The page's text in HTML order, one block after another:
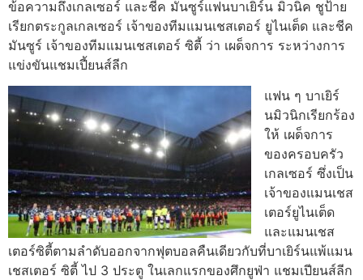
ข้อความถึงเกลเซอร์ และชีค มันซูร์แฟนบาเยิร์น มิวนิค ชูป้าย
เรียกตระกูลเกลเซอร์ เจ้าของทีมแมนเชสเตอร์ ยูไนเต็ด และชีค
มันซูร์ เจ้าของทีมแมนเชสเตอร์ ซิตี้ ว่า เผด็จการ ระหว่างการ
แข่งขันแชมเปี้ยนส์ลีก
แฟน ๆ บาเยิร์
นมิวนิกเรียกร้อง
ให้ เผด็จการ
ของครอบครัว
เกลเซอร์ ซึ่งเป็น
เจ้าของแมนเชส
เตอร์ยูไนเต็ด
และแมนเชส
เตอร์ซิตี้ตามลําดับออกจากฟุตบอลคืนเดียวกับที่บาเยิร์นแพ้แมน
เชสเตอร์ ซิตี้ ไป 3 ประตู ในเลกแรกของศึกยูฟ่า แชมเปียนส์ลีก